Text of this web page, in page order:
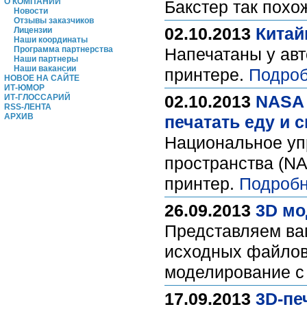
Новости
Отзывы заказчиков
Лицензии
Наши координаты
Программа партнерства
Наши партнеры
Наши вакансии
НОВОЕ НА САЙТЕ
ИТ-ЮМОР
ИТ-ГЛОССАРИЙ
RSS-ЛЕНТА
АРХИВ
Бакстер так
02.10.2013
Напечатаны у
принтере.
02.10.2013
печатать еду и
Национальное
пространства
принтер.
26.09.2013 3D
Представляем
исходных
моделирование
17.09.2013 3D-